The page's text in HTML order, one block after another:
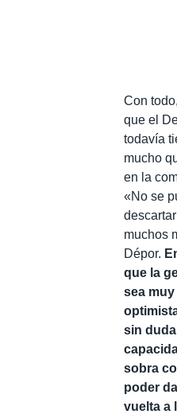
Con
que el
todavía
mucho
en la
«No se
muchos
Dépor.
que la
sea muy
sin
sobra
poder
vuelta a